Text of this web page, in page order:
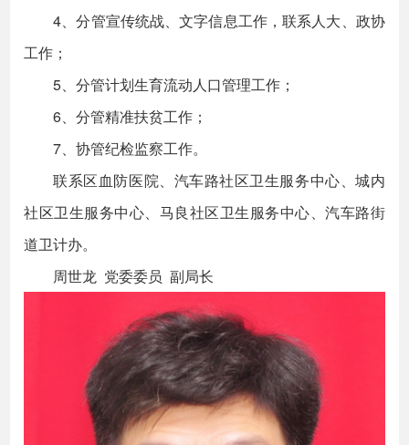
4、分管宣传统战、文字信息工作，联系人大、政协
工作；
5、分管计划生育流动人口管理工作；
6、分管精准扶贫工作；
7、协管纪检监察工作。
联系区血防医院、汽车路社区卫生服务中心、城内
社区卫生服务中心、马良社区卫生服务中心、汽车路街
道卫计办。
周世龙 党委委员 副局长